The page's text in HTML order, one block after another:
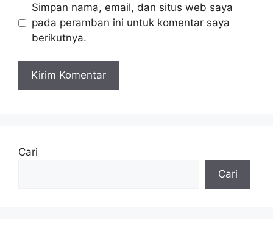
Simpan nama, email, dan situs web saya
pada peramban ini untuk komentar saya
berikutnya.
Cari
Cari